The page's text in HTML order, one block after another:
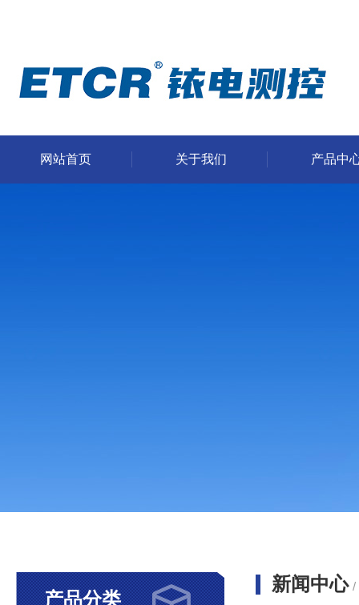
网站首页 关于我们 产品中
产品分类
新闻中心 /